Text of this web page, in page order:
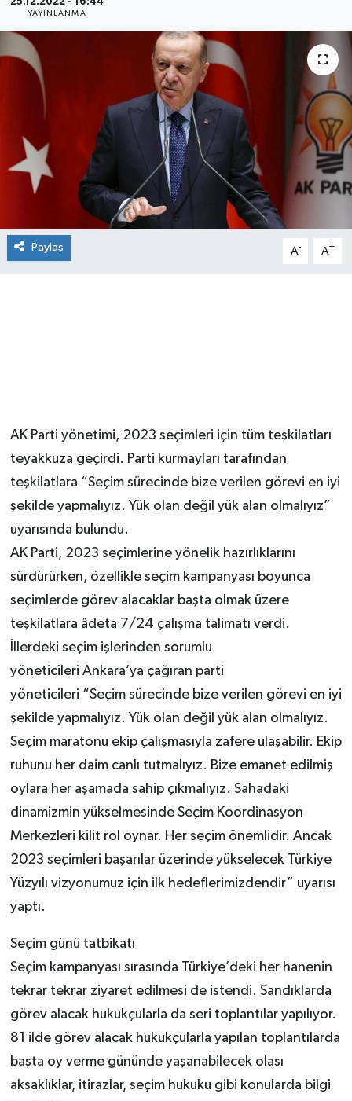
25.12.2022 - 16:44
YAYINLANMA
Paylaş A- A+
AK Parti yönetimi, 2023 seçimleri için tüm teşkilatları
teyakkuza geçirdi. Parti kurmayları tarafından
teşkilatlara “Seçim sürecinde bize verilen görevi en iyi
şekilde yapmalıyız. Yük olan değil yük alan olmalıyız”
uyarısında bulundu.
AK Parti, 2023 seçimlerine yönelik hazırlıklarını
sürdürürken, özellikle seçim kampanyası boyunca
seçimlerde görev alacaklar başta olmak üzere
teşkilatlara âdeta 7/24 çalışma talimatı verdi.
İllerdeki seçim işlerinden sorumlu
yöneticileri Ankara’ya çağıran parti
yöneticileri “Seçim sürecinde bize verilen görevi en iyi
şekilde yapmalıyız. Yük olan değil yük alan olmalıyız.
Seçim maratonu ekip çalışmasıyla zafere ulaşabilir. Ekip
ruhunu her daim canlı tutmalıyız. Bize emanet edilmiş
oylara her aşamada sahip çıkmalıyız. Sahadaki
dinamizmin yükselmesinde Seçim Koordinasyon
Merkezleri kilit rol oynar. Her seçim önemlidir. Ancak
2023 seçimleri başarılar üzerinde yükselecek Türkiye
Yüzyılı vizyonumuz için ilk hedeflerimizdendir” uyarısı
yaptı.
Seçim günü tatbikatı
Seçim kampanyası sırasında Türkiye’deki her hanenin
tekrar tekrar ziyaret edilmesi de istendi. Sandıklarda
görev alacak hukukçularla da seri toplantılar yapılıyor.
81 ilde görev alacak hukukçularla yapılan toplantılarda
başta oy verme gününde yaşanabilecek olası
aksaklıklar, itirazlar, seçim hukuku gibi konularda bilgi